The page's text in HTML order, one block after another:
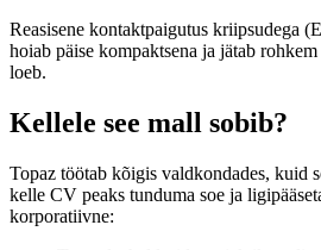
Reasisene kontaktpaigutus kriipsudega
hoiab päise kompaktsena ja jätab
loeb.
Kellele see mall sobib?
Topaz töötab kõigis valdkondades, kuid
kelle CV peaks tunduma soe ja
korporatiivne: